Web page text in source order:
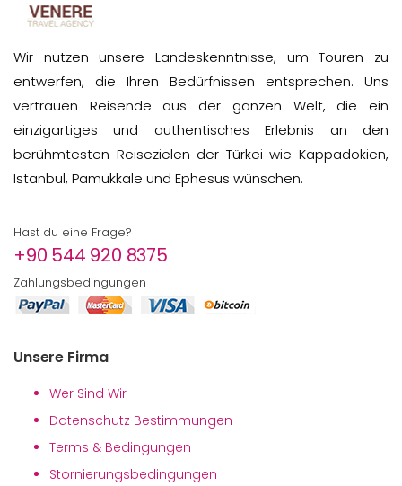
Wir nutzen unsere Landeskenntnisse, um Touren zu
entwerfen, die Ihren Bedürfnissen entsprechen. Uns
vertrauen Reisende aus der ganzen Welt, die ein
einzigartiges und authentisches Erlebnis an den
berühmtesten Reisezielen der Türkei wie Kappadokien,
Istanbul, Pamukkale und Ephesus wünschen.
Hast du eine Frage?
+90 544 920 8375
Zahlungsbedingungen
Unsere Firma
Wer Sind Wir
Datenschutz Bestimmungen
Terms & Bedingungen
Stornierungsbedingungen